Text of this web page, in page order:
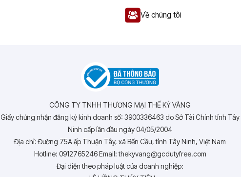
Về chúng tôi
CÔNG TY TNHH THƯƠNG MẠI THẾ KỶ VÀNG
Giấy chứng nhận đăng ký kinh doanh số: 3900336463 do Sở Tài Chính tỉnh Tây
Ninh cấp lần đầu ngày 04/05/2004
Địa chỉ: Đường 75A ấp Thuận Tây, xã Bến Cầu, tỉnh Tây Ninh, Việt Nam
Hotline: 0912765246 Email: thekyvang@gcdutyfree.com
Đại diện theo pháp luật của doanh nghiệp: